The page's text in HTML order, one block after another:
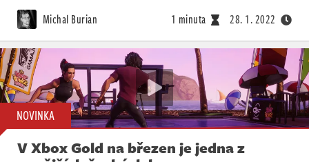
Michal Burian 1 minuta 28. 1. 2022
NOVINKA
V Xbox Gold na březen je jedna z